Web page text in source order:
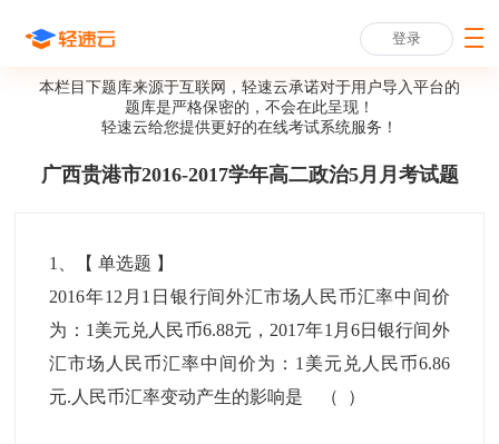
登录
本栏目下题库来源于互联网，轻速云承诺对于用户导入平台的
题库是严格保密的，不会在此呈现！
轻速云给您提供更好的在线考试系统服务！
广西贵港市2016-2017学年高二政治5月月考试题
1 、【单选题 】
2016年12月1日银行间外汇市场人民币汇率中间价
为：1美元兑人民币6.88元，2017年1月6日银行间外
汇市场人民币汇率中间价为：1美元兑人民币6.86
元.人民币汇率变动产生的影响是 （ ）